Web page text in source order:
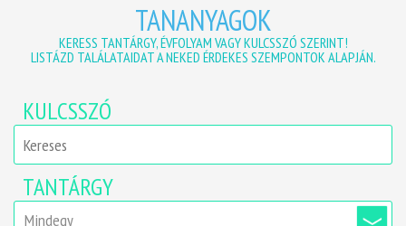
TANANYAGOK
KERESS TANTÁRGY, ÉVFOLYAM VAGY KULCSSZÓ SZERINT!
LISTÁZD TALÁLATAIDAT A NEKED ÉRDEKES SZEMPONTOK ALAPJÁN.
KULCSSZÓ
TANTÁRGY